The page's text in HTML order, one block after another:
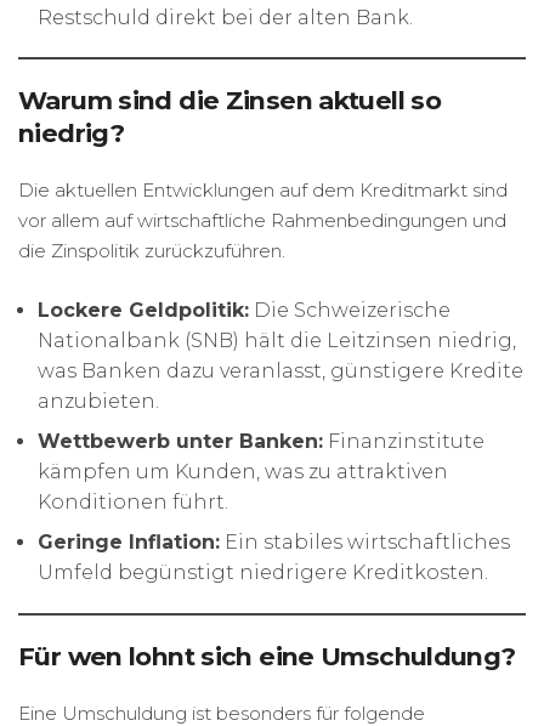
Restschuld direkt bei der alten Bank.
Warum sind die Zinsen aktuell so
niedrig?
Die aktuellen Entwicklungen auf dem Kreditmarkt sind
vor allem auf wirtschaftliche Rahmenbedingungen und
die Zinspolitik zurückzuführen.
Lockere Geldpolitik: Die Schweizerische
Nationalbank (SNB) hält die Leitzinsen niedrig,
was Banken dazu veranlasst, günstigere Kredite
anzubieten.
Wettbewerb unter Banken: Finanzinstitute
kämpfen um Kunden, was zu attraktiven
Konditionen führt.
Geringe Inflation: Ein stabiles wirtschaftliches
Umfeld begünstigt niedrigere Kreditkosten.
Für wen lohnt sich eine Umschuldung?
Eine Umschuldung ist besonders für folgende